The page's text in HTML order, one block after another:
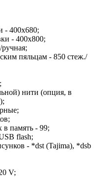
- 400х680;
- 400х800;
ручная;
пяльцам - 850 стеж./
нити (опция, в
в память - 99;
flash;
- *dst (Tajima), *dsb
V;